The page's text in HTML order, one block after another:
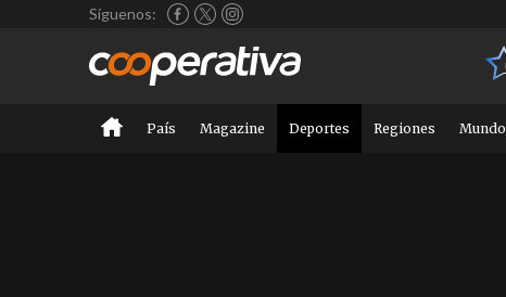
Síguenos:
País Magazine Deportes Regiones Mundo